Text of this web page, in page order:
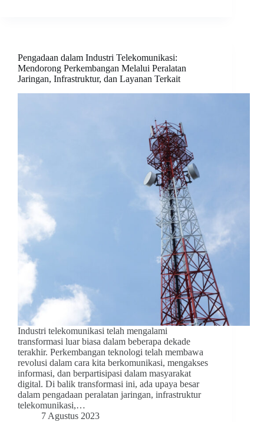
Pengadaan dalam Industri Telekomunikasi:
Mendorong Perkembangan Melalui Peralatan
Jaringan, Infrastruktur, dan Layanan Terkait
Industri telekomunikasi telah mengalami
transformasi luar biasa dalam beberapa dekade
terakhir. Perkembangan teknologi telah membawa
revolusi dalam cara kita berkomunikasi, mengakses
informasi, dan berpartisipasi dalam masyarakat
digital. Di balik transformasi ini, ada upaya besar
dalam pengadaan peralatan jaringan, infrastruktur
telekomunikasi,…
7 Agustus 2023